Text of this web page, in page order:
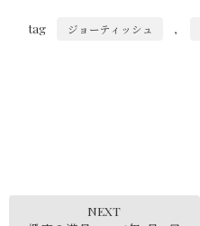
tag ジョーティッシュ ,
NEXT